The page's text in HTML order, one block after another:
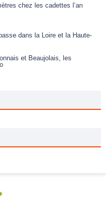
chez les cadettes l’an
dans la Loire et la Haute-
et Beaujolais, les